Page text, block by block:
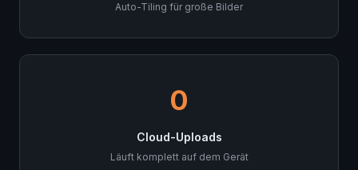
Auto-Tiling für große Bilder
0
Cloud-Uploads
Läuft komplett auf dem Gerät